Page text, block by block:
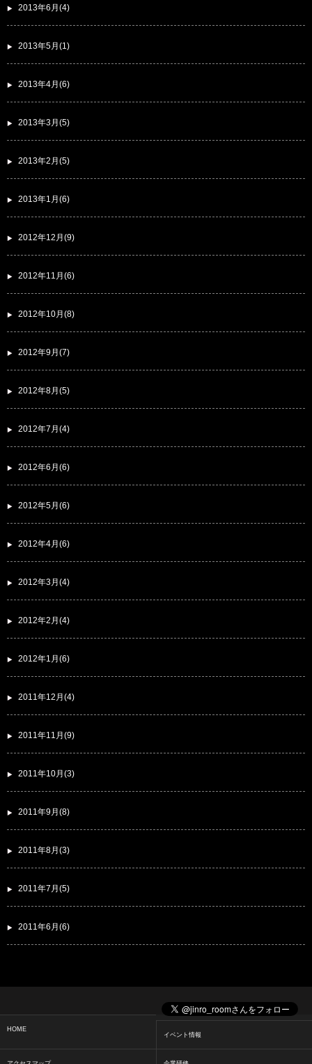
2013年6月(4)
2013年5月(1)
2013年4月(6)
2013年3月(5)
2013年2月(5)
2013年1月(6)
2012年12月(9)
2012年11月(6)
2012年10月(8)
2012年9月(7)
2012年8月(5)
2012年7月(4)
2012年6月(6)
2012年5月(6)
2012年4月(6)
2012年3月(4)
2012年2月(4)
2012年1月(6)
2011年12月(4)
2011年11月(9)
2011年10月(3)
2011年9月(8)
2011年8月(3)
2011年7月(5)
2011年6月(6)
HOME
イベント情報